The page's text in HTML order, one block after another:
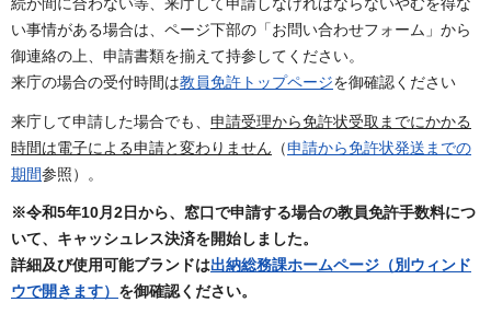
続が間に合わない等、来庁して申請しなければならないやむを得な
い事情がある場合は、ページ下部の「お問い合わせフォーム」から
御連絡の上、申請書類を揃えて持参してください。
来庁の場合の受付時間は教員免許トップページを御確認ください
来庁して申請した場合でも、 申請受理から免許状受取までにかかる
時間は電子による申請と変わりません （申請から免許状発送までの
期間参照）。
※令和5年10月2日から、窓口で申請する場合の教員免許手数料につ
いて、キャッシュレス決済を開始しました。
詳細及び使用可能ブランドは出納総務課ホームページ（別ウィンド
ウで開きます） を御確認ください。